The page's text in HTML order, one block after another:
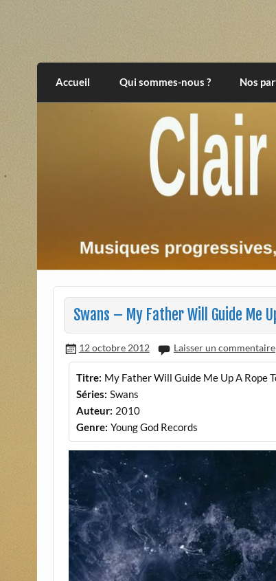
Clair et Obscur
Accueil Qui sommes-nous ? Nos
Swans – My Father Will Guide Me
12 octobre 2012 Laisser un commentaire
Titre: My Father Will Guide Me Up A Rope
Séries: Swans
Auteur: 2010
Genre: Young God Records